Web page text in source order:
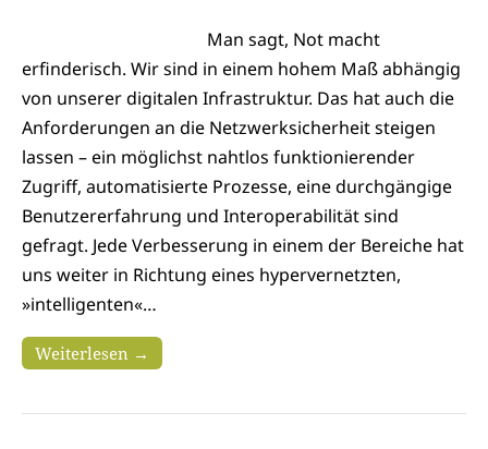
Man sagt, Not macht
erfinderisch. Wir sind in einem hohem Maß abhängig
von unserer digitalen Infrastruktur. Das hat auch die
Anforderungen an die Netzwerksicherheit steigen
lassen – ein möglichst nahtlos funktionierender
Zugriff, automatisierte Prozesse, eine durchgängige
Benutzererfahrung und Interoperabilität sind
gefragt. Jede Verbesserung in einem der Bereiche hat
uns weiter in Richtung eines hypervernetzten,
»intelligenten«…
Weiterlesen →